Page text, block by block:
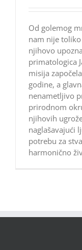
Od golemog
nam nije toliko
njihovo
primatologica
misija
godine, a
nenametljivo
prirodnom
njihovih
naglašavajući
potrebu za
harmonično